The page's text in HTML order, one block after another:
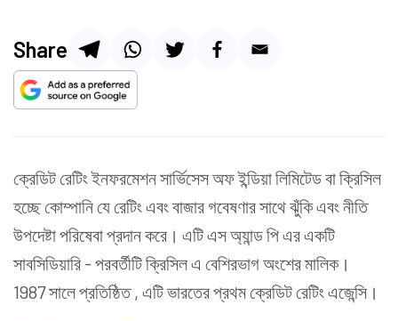
Share
ক্রেডিট রেটিং ইনফরমেশন সার্ভিসেস অফ ইন্ডিয়া লিমিটেড বা ক্রিসিল
হচ্ছে কোম্পানি যে রেটিং এবং বাজার গবেষণার সাথে ঝুঁকি এবং নীতি
উপদেষ্টা পরিষেবা প্রদান করে। এটি এস অ্যান্ড পি এর একটি
সাবসিডিয়ারি - পরবর্তীটি ক্রিসিল এ বেশিরভাগ অংশের মালিক।
1987 সালে প্রতিষ্ঠিত , এটি ভারতের প্রথম ক্রেডিট রেটিং এজেন্সি।